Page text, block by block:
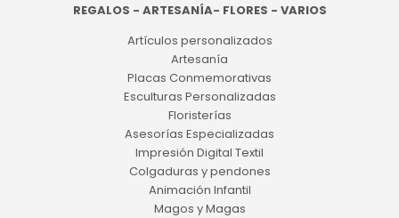
REGALOS - ARTESANÍA- FLORES - VARIOS
Artículos personalizados
Artesanía
Placas Conmemorativas
Esculturas Personalizadas
Floristerías
Asesorías Especializadas
Impresión Digital Textil
Colgaduras y pendones
Animación Infantil
Magos y Magas